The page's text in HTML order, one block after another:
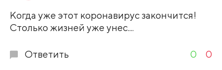
Когда уже этот коронавирус закончится!
Столько жизней уже унес....
Ответить 0 0